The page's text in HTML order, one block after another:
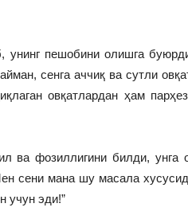
пешобини олишга
сенга аччиқ ва сутли
овқатлардан ҳам
фозиллигини билди, унга
сени мана шу масала
учун эди!”